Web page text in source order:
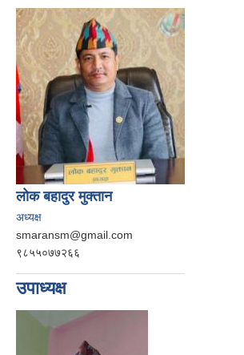
लोक बहादुर मुक्तान
अध्यक्ष
smaransm@gmail.com
९८५५०७७२६६
उपाध्यक्ष